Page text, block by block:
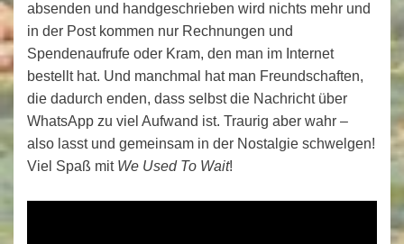
absenden und handgeschrieben wird nichts mehr und
in der Post kommen nur Rechnungen und
Spendenaufrufe oder Kram, den man im Internet
bestellt hat. Und manchmal hat man Freundschaften,
die dadurch enden, dass selbst die Nachricht über
WhatsApp zu viel Aufwand ist. Traurig aber wahr –
also lasst und gemeinsam in der Nostalgie schwelgen!
Viel Spaß mit We Used To Wait!